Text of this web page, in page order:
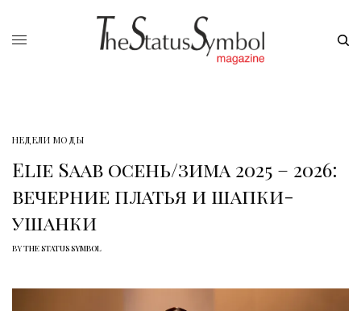
НЕДЕЛИ МОДЫ
Elie Saab осень/зима 2025 – 2026:
вечерние платья и шапки-
ушанки
BYTHE STATUS SYMBOL